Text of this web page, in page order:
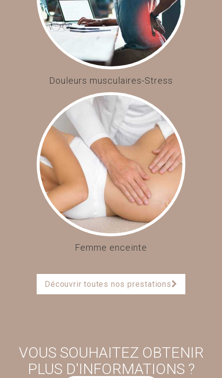
Douleurs musculaires-Stress
Femme enceinte
Découvrir toutes nos prestations
VOUS SOUHAITEZ OBTENIR
PLUS D'INFORMATIONS ?